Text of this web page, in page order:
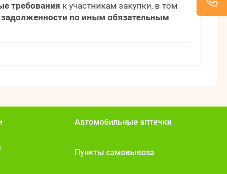
требования к участникам закупки, в том
задолженности по иным обязательным
Автомобильные аптечки
Пункты самовывоза